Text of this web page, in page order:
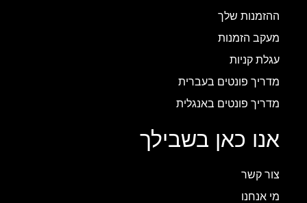
ההזמנות שלך
מעקב הזמנות
עגלת קניות
מדריך פונטים בעברית
מדריך פונטים באנגלית
אנו כאן בשבילך
צור קשר
מי אנחנו